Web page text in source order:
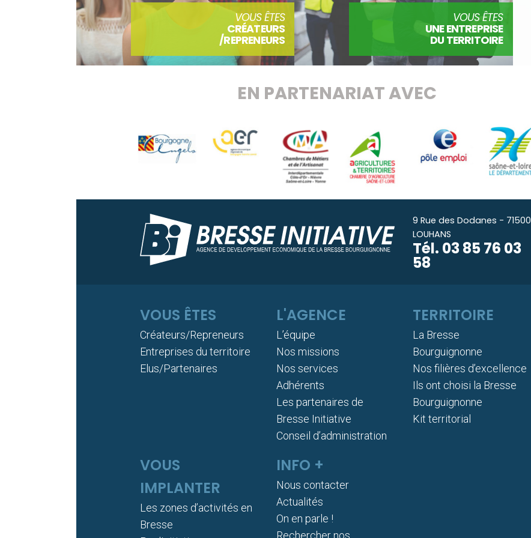
VOUS ÊTES
CRÉATEURS
/REPRENEURS
VOUS ÊTES
UNE ENTREPRISE
DU TERRITOIRE
EN PARTENARIAT AVEC
9 Rue des Dodanes - 71500
LOUHANS
Tél. 03 85 76 03
58
VOUS ÊTES
Créateurs/Repreneurs
Entreprises du territoire
Elus/Partenaires
L'AGENCE
L’équipe
Nos missions
Nos services
Adhérents
Les partenaires de
Bresse Initiative
Conseil d’administration
TERRITOIRE
La Bresse
Bourguignonne
Nos filières d’excellence
Ils ont choisi la Bresse
Bourguignonne
Kit territorial
VOUS
IMPLANTER
Les zones d’activités en
Bresse
INFO +
Nous contacter
Actualités
On en parle !
Rechercher nos